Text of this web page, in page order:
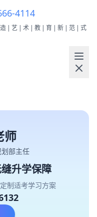
4114
|艺|术|教|育|新|范|式
师
部主任
升学保障
制适考学习方案